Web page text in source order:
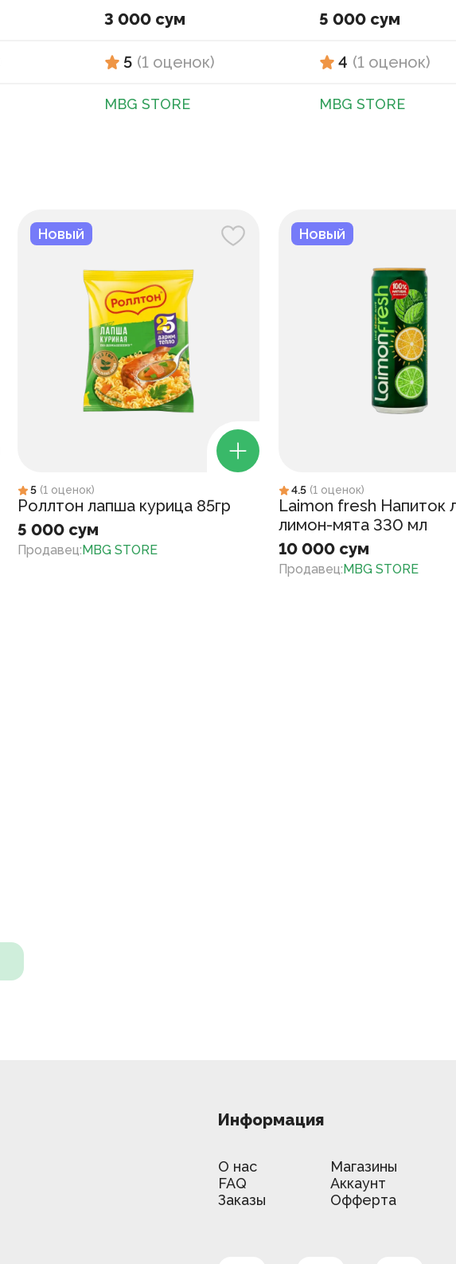
3 000 сум
5 (1 оценок)
MBG STORE
5 000 сум
4 (1 оценок)
MBG STORE
Новый
5 (1 оценок)
Роллтон лапша курица 85гр
5 000 сум
Продавец:MBG STORE
Новый
4.5 (1 оценок)
Laimon fresh Напиток
лимон-мята 330 мл
10 000 сум
Продавец:MBG STORE
Информация
О нас
Магазины
FAQ
Аккаунт
Заказы
Офферта